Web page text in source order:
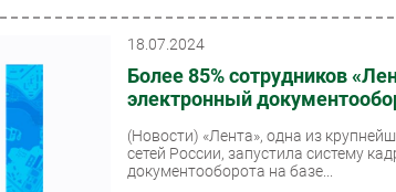
18.07.2024
Более 85% сотрудников
электронный
(Новости) «Лента», одна из
сетей России, запустила систему
документооборота на базе...